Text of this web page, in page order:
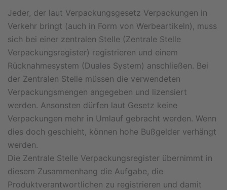
Jeder, der laut Verpackungsgesetz Verpackungen in
Verkehr bringt (auch in Form von Werbeartikeln), muss
sich bei einer zentralen Stelle (Zentrale Stelle
Verpackungsregister) registrieren und einem
Rücknahmesystem (Duales System) anschließen. Bei
der Zentralen Stelle müssen die verwendeten
Verpackungsmengen angegeben und lizensiert
werden. Ansonsten dürfen laut Gesetz keine
Verpackungen mehr in Umlauf gebracht werden. Wenn
dies doch geschieht, können hohe Bußgelder verhängt
werden.
Die Zentrale Stelle Verpackungsregister übernimmt in
diesem Zusammenhang die Aufgabe, die
Produktverantwortlichen zu registrieren und damit